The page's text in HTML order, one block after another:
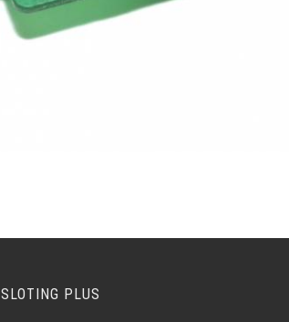
SLOTING PLUS